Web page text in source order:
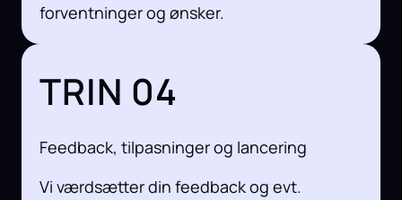
forventninger og ønsker.
TRIN 04
Feedback, tilpasninger og lancering
Vi værdsætter din feedback og evt.